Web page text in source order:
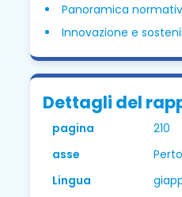
Panoramica
Innovazione e
Dettagli del
pagina
210
asse
Lingua